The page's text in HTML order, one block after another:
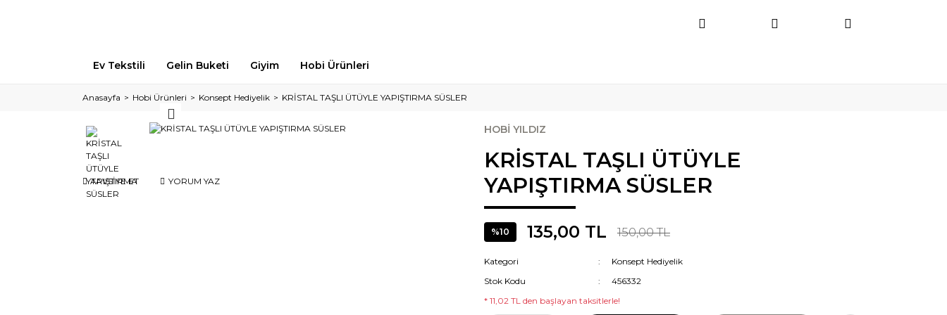
Ev Tekstili Gelin Buketi Giyim Hobi Ürünleri
Anasayfa Hobi Ürünleri Konsept Hediyelik KRİSTAL TAŞLI ÜTÜYLE YAPIŞTIRMA SÜSLER
TAVSİYE ET YORUM YAZ
HOBİ YILDIZ
KRİSTAL TAŞLI ÜTÜYLE
YAPIŞTIRMA SÜSLER
%10 135,00 TL 150,00 TL
Kategori
Konsept Hediyelik
Stok Kodu
456332
* 11,02 TL den başlayan taksitlerle!